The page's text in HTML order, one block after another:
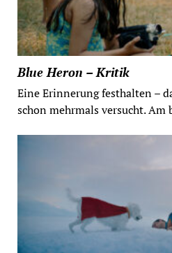
Blue Heron – Kritik
Eine Erinnerung festhalten –
schon mehrmals versucht. Am